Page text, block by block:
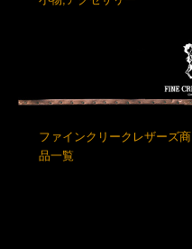
ファインクリークレザーズ商
品一覧